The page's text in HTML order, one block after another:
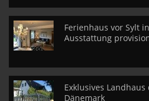
Ferienhaus vor Sylt
Ausstattung
Exklusives
Dänemark